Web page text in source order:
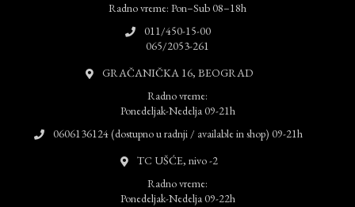
Radno vreme: Pon–Sub 08–18h
011/450-15-00
065/2053-261
GRAČANIČKA 16, BEOGRAD
Radno vreme:
Ponedeljak-Nedelja 09-21h
0606136124 (dostupno u radnji / available in shop) 09-21h
TC UŠĆE, nivo -2
Radno vreme:
Ponedeljak-Nedelja 09-22h